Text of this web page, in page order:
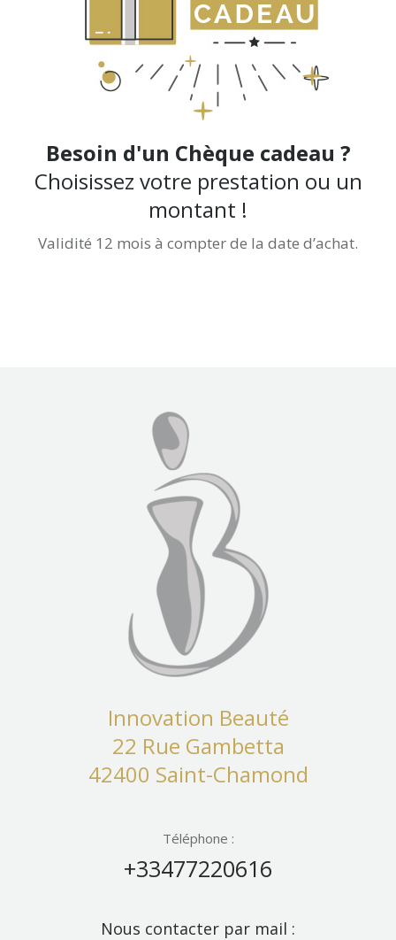
Besoin d'un Chèque cadeau ?
Choisissez votre prestation ou un
montant !
Validité 12 mois à compter de la date d’achat.
Innovation Beauté
22 Rue Gambetta
42400 Saint-Chamond
Téléphone :
+33477220616
Nous contacter par mail :